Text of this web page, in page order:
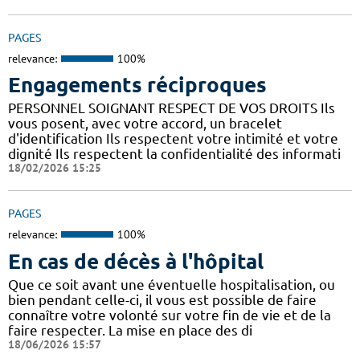
PAGES
relevance: 100%
Engagements réciproques
PERSONNEL SOIGNANT RESPECT DE VOS DROITS Ils
vous posent, avec votre accord, un bracelet
d'identification Ils respectent votre intimité et votre
dignité Ils respectent la confidentialité des informati
18/02/2026 15:25
PAGES
relevance: 100%
En cas de décès à l'hôpital
Que ce soit avant une éventuelle hospitalisation, ou
bien pendant celle-ci, il vous est possible de faire
connaître votre volonté sur votre fin de vie et de la
faire respecter. La mise en place des di
18/06/2026 15:57